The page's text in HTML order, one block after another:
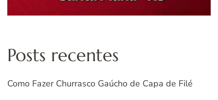
Posts recentes
Como Fazer Churrasco Gaúcho de Capa de Filé